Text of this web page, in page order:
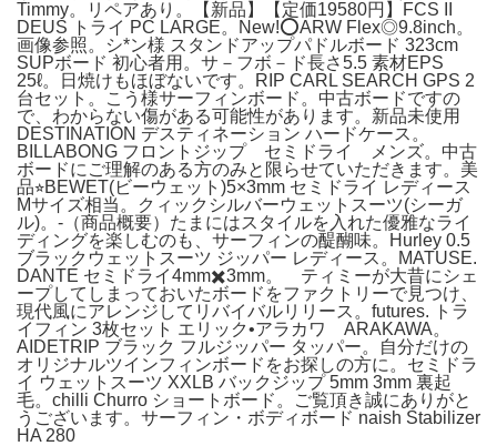
Timmy。リペアあり。【新品】【定価19580円】FCS II
DEUS トライ PC LARGE。New!⭕️ARW Flex◎9.8inch。
画像参照。シ*ン様 スタンドアップパドルボード 323cm
SUPボード 初心者用。サ－フボ－ド長さ5.5 素材EPS
25ℓ。日焼けもほぼないです。RIP CARL SEARCH GPS 2
台セット。こう様サーフィンボード。中古ボードですの
で、わからない傷がある可能性があります。新品未使用
DESTINATION デスティネーション ハードケース。
BILLABONG フロントジップ セミドライ メンズ。中古
ボードにご理解のある方のみと限らせていただきます。美
品⭐︎BEWET(ビーウェット)5×3mm セミドライ レディース
Mサイズ相当。クィックシルバーウェットスーツ(シーガ
ル)。-（商品概要）たまにはスタイルを入れた優雅なライ
ディングを楽しむのも、サーフィンの醍醐味。Hurley 0.5
ブラックウェットスーツ ジッパー レディース。MATUSE.
DANTE セミドライ4mm✖️3mm。 ティミーが大昔にシェ
ープしてしまっておいたボードをファクトリーで見つけ、
現代風にアレンジしてリバイバルリリース。futures. トラ
イフィン 3枚セット エリック•アラカワ ARAKAWA。
AIDETRIP ブラック フルジッパー タッパー。自分だけの
オリジナルツインフィンボードをお探しの方に。セミドラ
イ ウェットスーツ XXLB バックジップ 5mm 3mm 裏起
毛。chilli Churro ショートボード。ご覧頂き誠にありがと
うございます。サーフィン・ボディボード naish Stabilizer
HA 280